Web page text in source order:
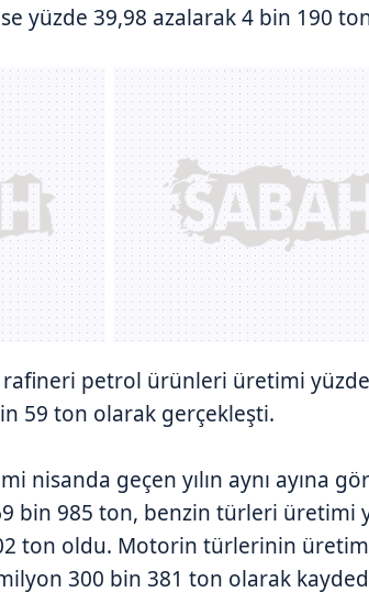
yüzde 39,98 azalarak 4 bin 190
petrol ürünleri üretimi
59 ton olarak gerçekleşti.
nisanda geçen yılın aynı ayına
bin 985 ton, benzin türleri üretimi
ton oldu. Motorin türlerinin
300 bin 381 ton olarak